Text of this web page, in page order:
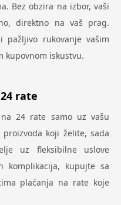
Bez obzira na izbor, vaši
direktno na vaš prag.
pažljivo rukovanje vašim
kupovnom iskustvu.
rate
24 rate samo uz vašu
koji želite, sada
uz fleksibilne uslove
komplikacija, kupujte sa
plaćanja na rate koje